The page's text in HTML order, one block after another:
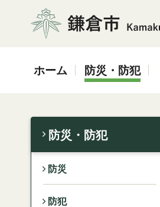
鎌倉市
ホーム 防災・防犯
防災・防犯
防災
防犯